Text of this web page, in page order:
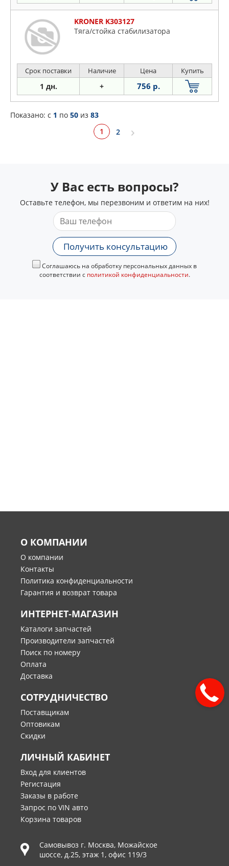
KRONER K303127
Тяга/стойка стабилизатора
Срок поставки Наличие Цена Купить
1 дн. + 756 р.
Показано: c 1 по 50 из 83
1
2
У Вас есть вопросы?
Оставьте телефон, мы перезвоним и ответим на них!
Получить консультацию
Соглашаюсь на обработку персональных данных в
соответствии с политикой конфиденциальности.
О КОМПАНИИ
О компании
Контакты
Политика конфиденциальности
Гарантия и возврат товара
ИНТЕРНЕТ-МАГАЗИН
Каталоги запчастей
Производители запчастей
Поиск по номеру
Оплата
Доставка
СОТРУДНИЧЕСТВО
Поставщикам
Оптовикам
Скидки
ЛИЧНЫЙ КАБИНЕТ
Вход для клиентов
Регистация
Заказы в работе
Запрос по VIN авто
Корзина товаров
Самовывоз г. Москва, Можайское
шоссе, д.25, этаж 1, офис 119/3